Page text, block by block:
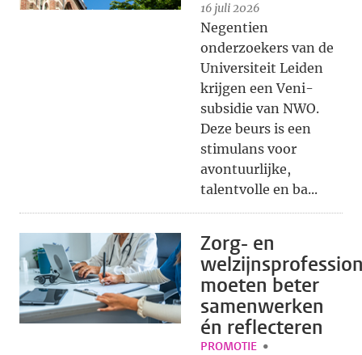
16 juli 2026
Negentien
onderzoekers van de
Universiteit Leiden
krijgen een Veni-
subsidie van NWO.
Deze beurs is een
stimulans voor
avontuurlijke,
talentvolle en ba...
Zorg- en
moeten beter
samenwerken
én reflecteren
PROMOTIE